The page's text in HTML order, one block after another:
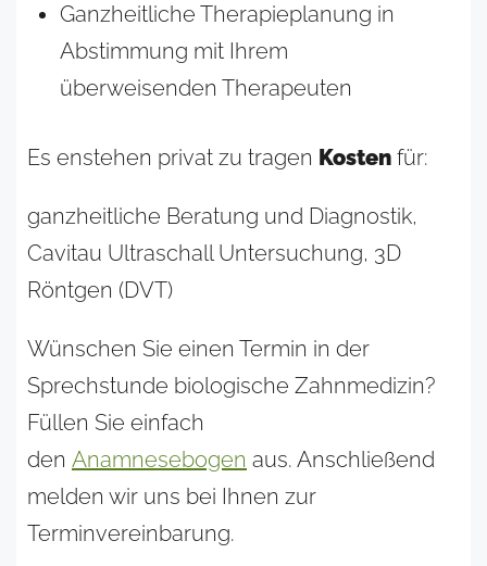
Ganzheitliche Therapieplanung in
Abstimmung mit Ihrem
überweisenden Therapeuten
Es enstehen privat zu tragen Kosten für:
ganzheitliche Beratung und Diagnostik,
Cavitau Ultraschall Untersuchung, 3D
Röntgen (DVT)
Wünschen Sie einen Termin in der
Sprechstunde biologische Zahnmedizin?
Füllen Sie einfach
den Anamnesebogen aus. Anschließend
melden wir uns bei Ihnen zur
Terminvereinbarung.